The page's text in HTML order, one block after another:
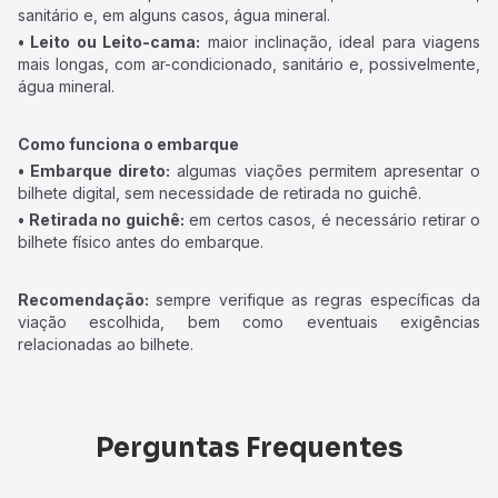
sanitário e, em alguns casos, água mineral.
• Leito ou Leito-cama: maior inclinação, ideal para viagens
mais longas, com ar-condicionado, sanitário e, possivelmente,
água mineral.
Como funciona o embarque
• Embarque direto: algumas viações permitem apresentar o
bilhete digital, sem necessidade de retirada no guichê.
• Retirada no guichê: em certos casos, é necessário retirar o
bilhete físico antes do embarque.
Recomendação: sempre verifique as regras específicas da
viação escolhida, bem como eventuais exigências
relacionadas ao bilhete.
Perguntas Frequentes